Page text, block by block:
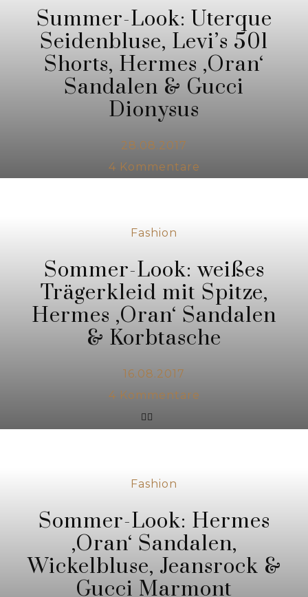
Summer-Look: Uterque
Seidenbluse, Levi’s 501
Shorts, Hermes ‚Oran‘
Sandalen & Gucci
Dionysus
28.08.2017
4 Kommentare
Fashion
Sommer-Look: weißes
Trägerkleid mit Spitze,
Hermes ‚Oran‘ Sandalen
& Korbtasche
16.08.2017
4 Kommentare
Fashion
Sommer-Look: Hermes
‚Oran‘ Sandalen,
Wickelbluse, Jeansrock &
Gucci Marmont